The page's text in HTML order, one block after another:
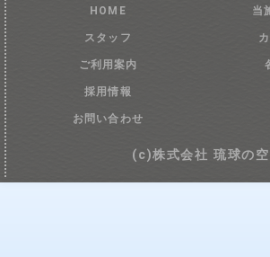
HOME 当
スタッフ
ご利用案内
採用情報
お問い合わせ
(c)株式会社 琉球の空